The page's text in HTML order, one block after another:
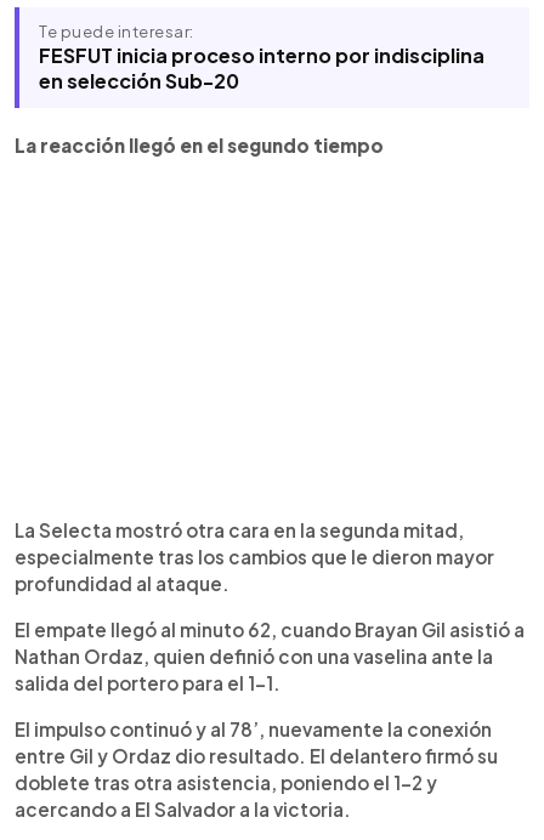
Te puede interesar:
FESFUT inicia proceso interno por indisciplina
en selección Sub-20
La reacción llegó en el segundo tiempo
La Selecta mostró otra cara en la segunda mitad,
especialmente tras los cambios que le dieron mayor
profundidad al ataque.
El empate llegó al minuto 62, cuando Brayan Gil asistió a
Nathan Ordaz, quien definió con una vaselina ante la
salida del portero para el 1-1.
El impulso continuó y al 78’, nuevamente la conexión
entre Gil y Ordaz dio resultado. El delantero firmó su
doblete tras otra asistencia, poniendo el 1-2 y
acercando a El Salvador a la victoria.